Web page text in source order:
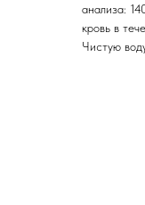
анализа:
кровь в
Чистую